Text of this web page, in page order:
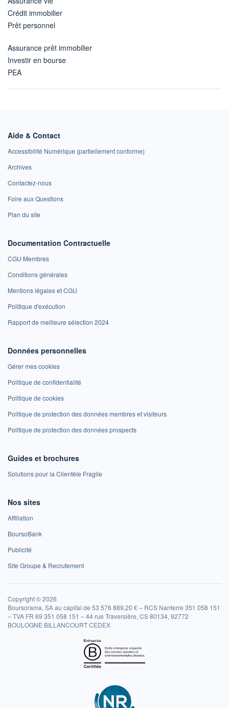
Crédit immobilier
Prêt personnel
Assurance prêt immobilier
Investir en bourse
PEA
Aide & Contact
Accessibilité Numérique (partiellement conforme)
Archives
Contactez-nous
Foire aux Questions
Plan du site
Documentation Contractuelle
CGU Membres
Conditions générales
Mentions légales et CGU
Politique d'exécution
Rapport de meilleure sélection 2024
Données personnelles
Gérer mes cookies
Politique de confidentialité
Politique de cookies
Politique de protection des données membres et visiteurs
Politique de protection des données prospects
Guides et brochures
Solutions pour la Clientèle Fragile
Nos sites
Affiliation
BoursoBank
Publicité
Site Groupe & Recrutement
Copyright © 2026
Boursorama, SA au capital de 53 576 889,20 € – RCS Nanterre 351 058 151
– TVA FR 69 351 058 151 – 44 rue Traversière, CS 80134, 92772
BOULOGNE BILLANCOURT CEDEX